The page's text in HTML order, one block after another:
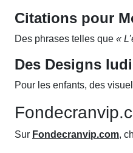
Citations pour
Des phrases telles que «
Des Designs
Pour les enfants, des
Sur Fondecranvip.com,